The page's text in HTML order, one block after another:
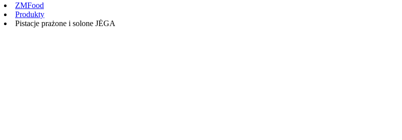
ZMFood
Produkty
Pistacje prażone i solone JĖGA